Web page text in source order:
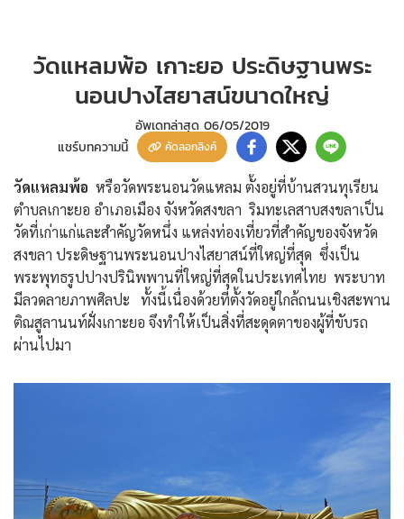
วัดแหลมพ้อ เกาะยอ ประดิษฐานพระ
นอนปางไสยาสน์ขนาดใหญ่
อัพเดทล่าสุด 06/05/2019
แชร์บทความนี้
คัดลอกลิงค์
วัดแหลมพ้อ หรือวัดพระนอนวัดแหลม ตั้งอยู่ที่บ้านสวนทุเรียน
ตำบลเกาะยอ อำเภอเมือง จังหวัดสงขลา ริมทะเลสาบสงขลาเป็น
วัดที่เก่าแก่และสำคัญวัดหนึ่ง แหล่งท่องเที่ยวที่สำคัญของจังหวัด
สงขลา ประดิษฐานพระนอนปางไสยาสน์ที่ใหญ่ที่สุด ซึ่งเป็น
พระพุทธรูปปางปรินิพพานที่ใหญ่ที่สุดในประเทศไทย พระบาท
มีลวดลายภาพศิลปะ ทั้งนี้เนื่องด้วยที่ตั้งวัดอยู่ใกล้ถนนเชิงสะพาน
ติณสูลานนท์ฝั่งเกาะยอ จึงทำให้เป็นสิ่งที่สะดุดตาของผู้ที่ขับรถ
ผ่านไปมา